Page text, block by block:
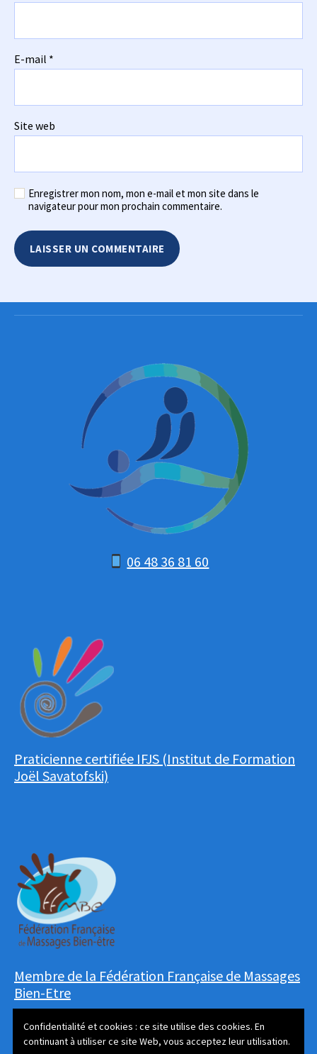
E-mail *
Site web
Enregistrer mon nom, mon e-mail et mon site dans le
navigateur pour mon prochain commentaire.
06 48 36 81 60
Praticienne certifiée IFJS (Institut de Formation
Joël Savatofski)
Membre de la Fédération Française de Massages
Bien-Etre
Confidentialité et cookies : ce site utilise des cookies. En
continuant à utiliser ce site Web, vous acceptez leur utilisation.